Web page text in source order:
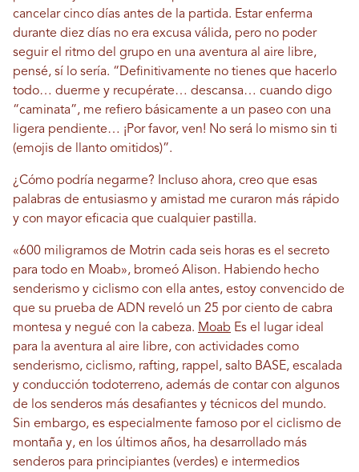
cancelar cinco días antes de la partida. Estar enferma
durante diez días no era excusa válida, pero no poder
seguir el ritmo del grupo en una aventura al aire libre,
pensé, sí lo sería. “Definitivamente no tienes que hacerlo
todo… duerme y recupérate… descansa… cuando digo
“caminata”, me refiero básicamente a un paseo con una
ligera pendiente… ¡Por favor, ven! No será lo mismo sin ti
(emojis de llanto omitidos)”.
¿Cómo podría negarme? Incluso ahora, creo que esas
palabras de entusiasmo y amistad me curaron más rápido
y con mayor eficacia que cualquier pastilla.
«600 miligramos de Motrin cada seis horas es el secreto
para todo en Moab», bromeó Alison. Habiendo hecho
senderismo y ciclismo con ella antes, estoy convencido de
que su prueba de ADN reveló un 25 por ciento de cabra
montesa y negué con la cabeza. Moab Es el lugar ideal
para la aventura al aire libre, con actividades como
senderismo, ciclismo, rafting, rappel, salto BASE, escalada
y conducción todoterreno, además de contar con algunos
de los senderos más desafiantes y técnicos del mundo.
Sin embargo, es especialmente famoso por el ciclismo de
montaña y, en los últimos años, ha desarrollado más
senderos para principiantes (verdes) e intermedios